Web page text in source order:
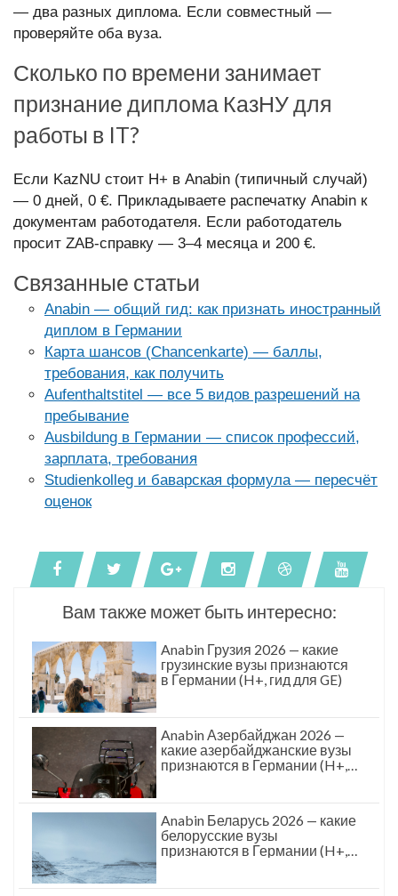
— два разных диплома. Если совместный —
проверяйте оба вуза.
Сколько по времени занимает
признание диплома КазНУ для
работы в IT?
Если KazNU стоит H+ в Anabin (типичный случай)
— 0 дней, 0 €. Прикладываете распечатку Anabin к
документам работодателя. Если работодатель
просит ZAB-справку — 3–4 месяца и 200 €.
Связанные статьи
Anabin — общий гид: как признать иностранный
диплом в Германии
Карта шансов (Chancenkarte) — баллы,
требования, как получить
Aufenthaltstitel — все 5 видов разрешений на
пребывание
Ausbildung в Германии — список профессий,
зарплата, требования
Studienkolleg и баварская формула — пересчёт
оценок
Вам также может быть интересно:
Anabin Грузия 2026 — какие
грузинские вузы признаются
в Германии (H+, гид для GE)
Anabin Азербайджан 2026 —
какие азербайджанские вузы
признаются в Германии (H+,
Anabin Беларусь 2026 — какие
белорусские вузы
признаются в Германии (H+,